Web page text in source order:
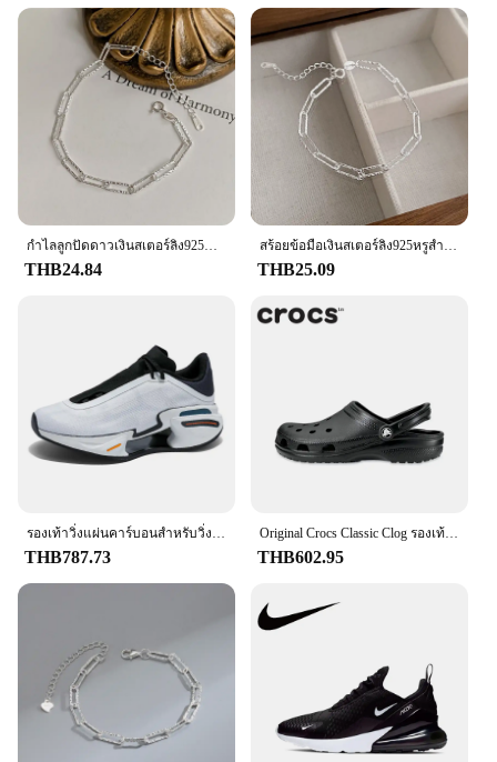
กำไลลูกปัดดาวเงินสเตอร์ลิง925หรูสำหรับผู้หญิงสร้อยข้อมือแบบปรับได้สองชั้นเครื่องประดับงานปาร์ตี้
THB24.84
สร้อยข้อมือเงินสเตอร์ลิง925หรูสำหรับผู้หญิงสร้อยข้อมือนำโชคแบบดั้งเดิมสไตล์วินเทจปรับได้กำไลข้อมือเครื่องประดับจากดีไซเนอร์ของขวัญ
THB25.09
รองเท้าวิ่งแผ่นคาร์บอนสำหรับวิ่งมาราธอน Midsole ดั้งเดิมรองเท้ากีฬาระบายอากาศรองรับแรงกระแทกพื้นรองเท้ากีฬาสำหรับทุกเพศ
THB787.73
Original Crocs Classic Clog รองเท้าแตะลําลอง Unisex Closed-Toe Slip-Ons กลางแจ้งผู้ชายรองเท้าชายหาดระบายอากาศ
THB602.95